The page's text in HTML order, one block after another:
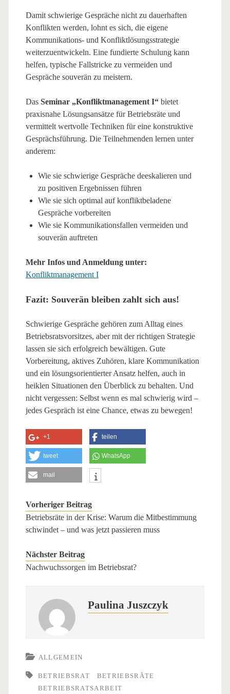
Damit schwierige Gespräche nicht zu dauerhaften
Konflikten werden, lohnt es sich, die eigene
Kommunikations- und Konfliktlösungsstrategie
weiterzuentwickeln. Eine fundierte Schulung kann
helfen, typische Fallstricke zu vermeiden und
Gespräche souverän zu meistern.
Das Seminar „Konfliktmanagement I“bietet
praxisnahe Lösungsansätze für Betriebsräte und
vermittelt wertvolle Techniken für eine konstruktive
Gesprächsführung. Die Teilnehmenden lernen unter
anderem:
Wie sie schwierige Gespräche deeskalieren und
zu positiven Ergebnissen führen
Wie sie sich optimal auf konfliktbeladene
Gespräche vorbereiten
Wie sie Kommunikationsfallen vermeiden und
souverän auftreten
Mehr Infos und Anmeldung unter:
Konfliktmanagement I
Fazit: Souverän bleiben zahlt sich aus!
Schwierige Gespräche gehören zum Alltag eines
Betriebsratsvorsitzes, aber mit der richtigen Strategie
lassen sie sich erfolgreich bewältigen. Gute
Vorbereitung, aktives Zuhören, klare Kommunikation
und ein lösungsorientierter Ansatz helfen, auch in
heiklen Situationen den Überblick zu behalten. Und
nicht vergessen: Selbst wenn es mal schwierig wird –
jedes Gespräch ist eine Chance, etwas zu bewegen!
+1 teilen
tweet WhatsApp
mail
Vorheriger Beitrag
Betriebsräte in der Krise: Warum die Mitbestimmung
schwindet – und was jetzt passieren muss
Nächster Beitrag
Nachwuchssorgen im Betriebsrat?
Paulina Juszczyk
ALLGEMEIN
BETRIEBSRAT
BETRIEBSRÄTE
BETRIEBSRATSARBEIT